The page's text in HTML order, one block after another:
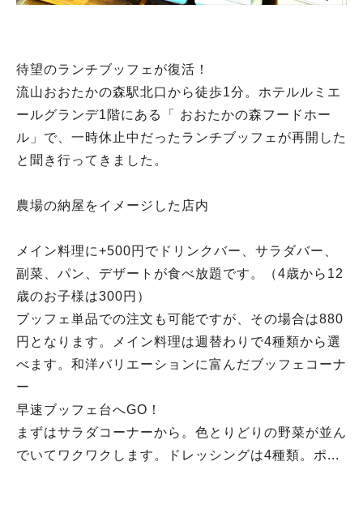
待望のランチブッフェが復活！
流山おおたかの森駅北口から徒歩1分。ホテルルミエ
ールグランデ1階にある「 おおたかの森フードホー
ル」で、一時休止中だったランチブッフェが再開した
と聞き行ってきました。
農場の納屋をイメージした店内
メイン料理に+500円でドリンクバー、サラダバー、
副菜、パン、デザートが食べ放題です。（4歳から12
歳のお子様は300円）
ブッフェ単品での注文も可能ですが、その場合は880
円となります。メイン料理は週替わりで4種類から選
べます。和洋バリエーションに富んだブッフェコーナ
ー
早速ブッフェ台へGO！
まずはサラダコーナーから。色とりどりの野菜が並ん
でいてワクワクします。ドレッシングは4種類。ポ...